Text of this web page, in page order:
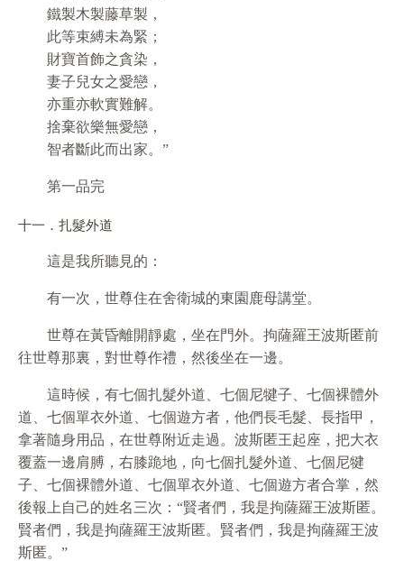
鐵製木製藤草製，
此等束縛未為緊；
財寶首飾之貪染，
妻子兒女之愛戀，
亦重亦軟實難解。
捨棄欲樂無愛戀，
智者斷此而出家。”
第一品完
十一．扎髮外道
這是我所聽見的：
有一次，世尊住在舍衛城的東園鹿母講堂。
世尊在黃昏離開靜處，坐在門外。拘薩羅王波斯匿前
往世尊那裏，對世尊作禮，然後坐在一邊。
這時候，有七個扎髮外道、七個尼犍子、七個裸體外
道、七個單衣外道、七個遊方者，他們長毛髮、長指甲，
拿著隨身用品，在世尊附近走過。波斯匿王起座，把大衣
覆蓋一邊肩膊，右膝跪地，向七個扎髮外道、七個尼犍
子、七個裸體外道、七個單衣外道、七個遊方者合掌，然
後報上自己的姓名三次：“賢者們，我是拘薩羅王波斯匿。
賢者們，我是拘薩羅王波斯匿。賢者們，我是拘薩羅王波
斯匿。”